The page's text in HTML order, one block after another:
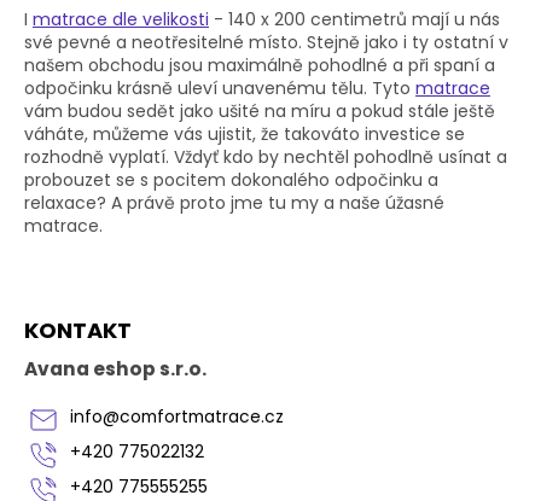
a
c
í
p
r
v
k
y
v
v
á
n
í
I matrace dle velikosti - 140 x 200 centimetrů mají u nás
své pevné a neotřesitelné místo. Stejně jako i ty ostatní v
našem obchodu jsou maximálně pohodlné a při spaní a
odpočinku krásně uleví unavenému tělu. Tyto matrace
vám budou sedět jako ušité na míru a pokud stále ještě
váháte, můžeme vás ujistit, že takováto investice se
rozhodně vyplatí. Vždyť kdo by nechtěl pohodlně usínat a
probouzet se s pocitem dokonalého odpočinku a
relaxace? A právě proto jme tu my a naše úžasné
matrace.
KONTAKT
Avana eshop s.r.o.
info@comfortmatrace.cz
+420 775022132
+420 775555255